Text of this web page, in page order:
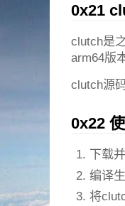
0x21
clutch是
arm64版
clutch源码
0x22
下载
编译
将